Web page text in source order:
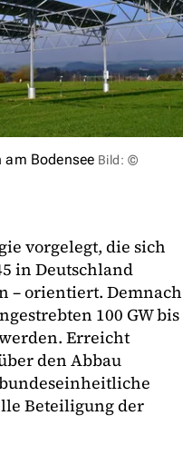
Bodensee Bild: ©
vorgelegt, die sich
in Deutschland
– orientiert. Demnach
100 GW bis
Erreicht
den Abbau
Beteiligung der